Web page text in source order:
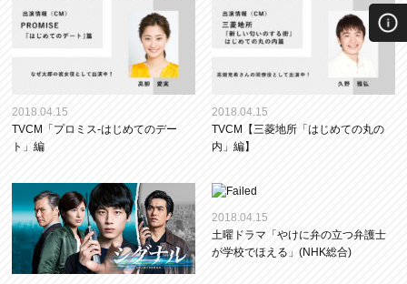
2018.04.15
TVCM「プロミス‐はじめてのデー
ト」編
2018.04.15
TVCM【三菱地所「はじめての丸の
内」編】
2018.04.15
土曜ドラマ「やけに弁の立つ弁護士
が学校でほえる」(NHK総合)